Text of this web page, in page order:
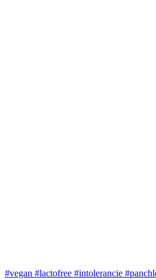
#vegan #lactofree #intolerancie